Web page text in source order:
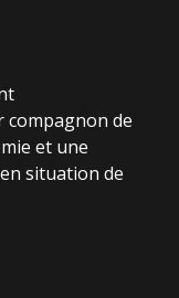
compagnon de
et une
situation de